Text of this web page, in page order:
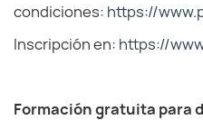
condiciones: https://
Inscripción en: https://
Formación gratuita para